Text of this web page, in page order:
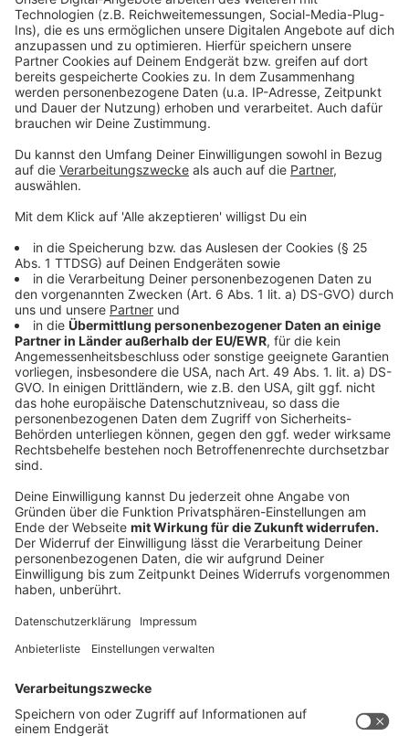
Radverkehrsförderung beschäftigen sollten.
Dabei sprechen sich die Befragten u.a. für den Bau
von mehr Radwegen (63 %) und mehr
Fahrradabstellanlagen (47 %) aus.
Anzeige
Anzeige
Andreas Kramer aus dem Morgenteam, Servicemann
Karsten Abend und Maike Gecks aus der
Onlineredaktion, gemeinsam mit Studiohund Ben,
radeln gerne zum Sender.